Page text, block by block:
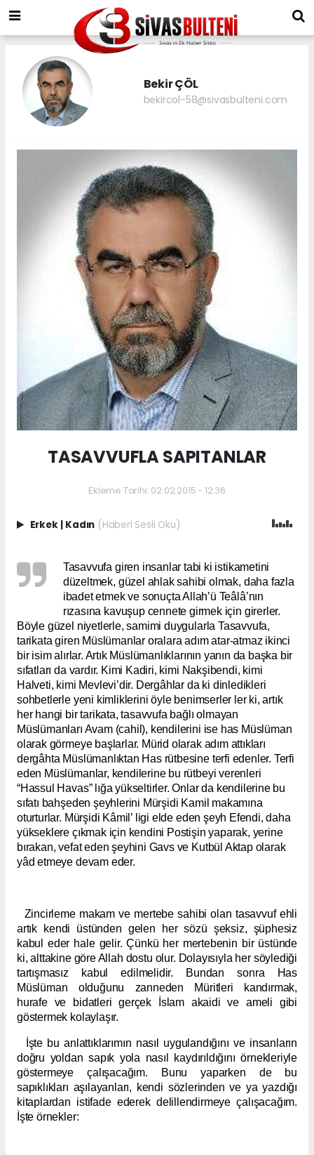
Bekir ÇÖL
bekircol-58@sivasbulteni.com
TASAVVUFLA SAPITANLAR
Ekleme Tarihi: 02.02.2015 - 12:36
Erkek | Kadın (Haberi Sesli Oku)
Tasavvufa giren insanlar tabi ki istikametini
düzeltmek, güzel ahlak sahibi olmak, daha fazla
ibadet etmek ve sonuçta Allah’ü Teâlâ’nın
rızasına kavuşup cennete girmek için girerler.
Böyle güzel niyetlerle, samimi duygularla Tasavvufa,
tarikata giren Müslümanlar oralara adım atar-atmaz ikinci
bir isim alırlar. Artık Müslümanlıklarının yanın da başka bir
sıfatları da vardır. Kimi Kadiri, kimi Nakşibendi, kimi
Halveti, kimi Mevlevi’dir. Dergâhlar da ki dinledikleri
sohbetlerle yeni kimliklerini öyle benimserler ler ki, artık
her hangi bir tarikata, tasavvufa bağlı olmayan
Müslümanları Avam (cahil), kendilerini ise has Müslüman
olarak görmeye başlarlar. Mürid olarak adım attıkları
dergâhta Müslümanlıktan Has rütbesine terfi edenler. Terfi
eden Müslümanlar, kendilerine bu rütbeyi verenleri
“Hassul Havas” lığa yükseltirler. Onlar da kendilerine bu
sıfatı bahşeden şeyhlerini Mürşidi Kamil makamına
oturturlar. Mürşidi Kâmil’ ligi elde eden şeyh Efendi, daha
yükseklere çıkmak için kendini Postişin yaparak, yerine
bırakan, vefat eden şeyhini Gavs ve Kutbül Aktap olarak
yâd etmeye devam eder.
Zincirleme makam ve mertebe sahibi olan tasavvuf ehli
artık kendi üstünden gelen her sözü şeksiz, şüphesiz
kabul eder hale gelir. Çünkü her mertebenin bir üstünde
ki, alttakine göre Allah dostu olur. Dolayısıyla her söylediği
tartışmasız kabul edilmelidir. Bundan sonra Has
Müslüman olduğunu zanneden Müritleri kandırmak,
hurafe ve bidatleri gerçek İslam akaidi ve ameli gibi
göstermek kolaylaşır.
İşte bu anlattıklarımın nasıl uygulandığını ve insanların
doğru yoldan sapık yola nasıl kaydırıldığını örnekleriyle
göstermeye çalışacağım. Bunu yaparken de bu
sapıklıkları aşılayanları, kendi sözlerinden ve ya yazdığı
kitaplardan istifade ederek delillendirmeye çalışacağım.
İşte örnekler: